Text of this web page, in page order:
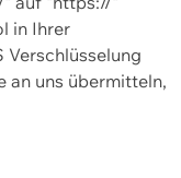
in Ihrer
Verschlüsselung
an uns übermitteln,